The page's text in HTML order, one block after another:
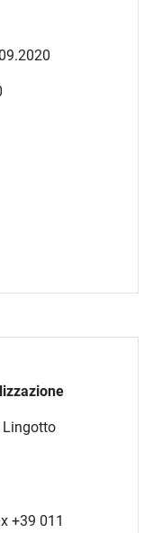
Lingotto
+39 011